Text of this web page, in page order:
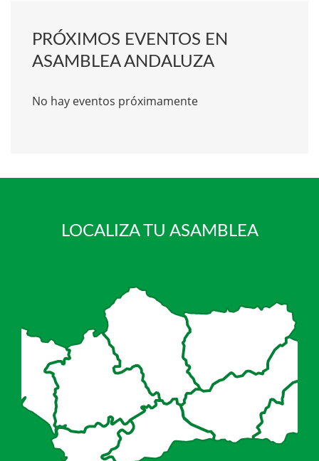
PRÓXIMOS EVENTOS EN
ASAMBLEA ANDALUZA
No hay eventos próximamente
LOCALIZA TU ASAMBLEA